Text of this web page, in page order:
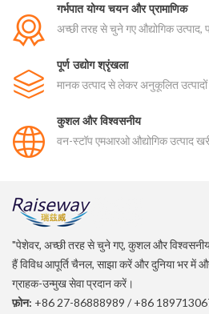
गर्भपात योग्य चयन और प्रामाणिक
अच्छी तरह से चुने गए औद्योगिक उत्पाद,
पूर्ण उद्योग श्रृंखला
मानक उत्पाद से लेकर अनुकूलित
कुशल और विश्वसनीय
वन-स्टॉप एमआरओ औद्योगिक उत्पाद
"पेशेवर, अच्छी तरह से चुने गए, कुशल और
हैं विविध आपूर्ति चैनल, साझा करें और दुनिया भर में
ग्राहक-उन्मुख सेवा प्रदान करें।
फ़ोन: +86 27-86888989 / +86